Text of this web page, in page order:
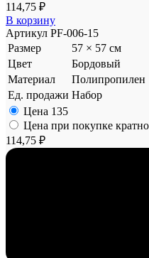
114,75 ₽
В корзину
Артикул PF-006-15
Размер
57 × 57 см
Цвет
Бордовый
Материал
Полипропилен
Ед. продажи Набор
Цена 135
Цена при покупке
114,75 ₽